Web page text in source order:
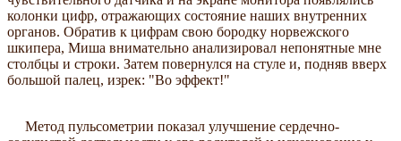
колонки цифр, отражающих состояние наших внутренних
органов. Обратив к цифрам свою бородку норвежского
шкипера, Миша внимательно анализировал непонятные мне
столбцы и строки. Затем повернулся на стуле и, подняв вверх
большой палец, изрек: "Во эффект!"
Метод пульсометрии показал улучшение сердечно-